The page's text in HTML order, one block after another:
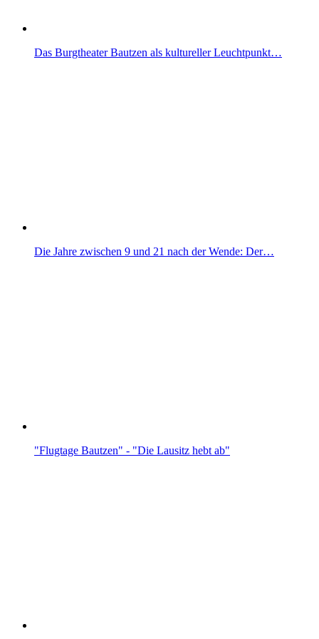
Das Burgtheater Bautzen als kultureller Leuchtpunkt…
Die Jahre zwischen 9 und 21 nach der Wende: Der…
"Flugtage Bautzen" - "Die Lausitz hebt ab"